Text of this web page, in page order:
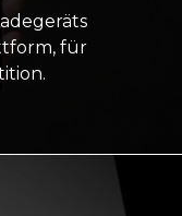
für